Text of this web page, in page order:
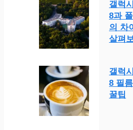
갤럭
8과
의 차
살펴
갤럭
8 필
꿀팁